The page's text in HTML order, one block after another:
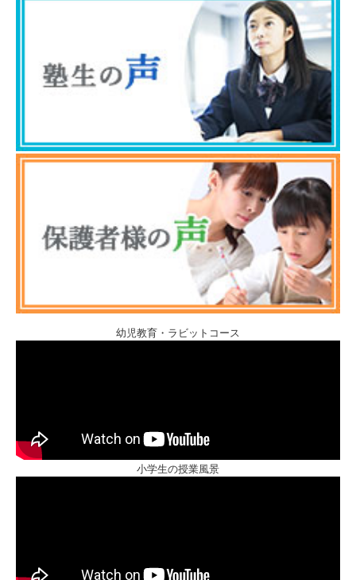
幼児教育・ラビットコース
小学生の授業風景